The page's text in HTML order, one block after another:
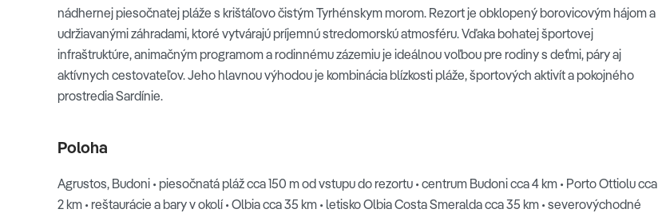
nádhernej piesočnatej pláže s krištáľovo čistým Tyrhénskym morom. Rezort je obklopený borovicovým hájom a
udržiavanými záhradami, ktoré vytvárajú príjemnú stredomorskú atmosféru. Vďaka bohatej športovej
infraštruktúre, animačným programom a rodinnému zázemiu je ideálnou voľbou pre rodiny s deťmi, páry aj
aktívnych cestovateľov. Jeho hlavnou výhodou je kombinácia blízkosti pláže, športových aktivít a pokojného
prostredia Sardínie.
Poloha
Agrustos, Budoni • piesočnatá pláž cca 150 m od vstupu do rezortu • centrum Budoni cca 4 km • Porto Ottiolu cca
2 km • reštaurácie a bary v okolí • Olbia cca 35 km • letisko Olbia Costa Smeralda cca 35 km • severovýchodné